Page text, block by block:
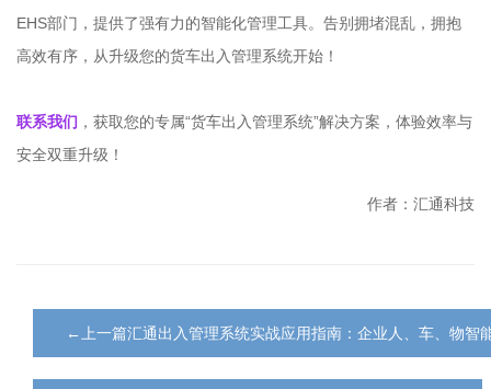
EHS部门，提供了强有力的智能化管理工具。告别拥堵混乱，拥抱
高效有序，从升级您的货车出入管理系统开始！
联系我们 ，获取您的专属“货车出入管理系统”解决方案，体验效率与
安全双重升级！
作者：汇通科技
←上一篇汇通出入管理系统实战应用指南：企业人、车、物智